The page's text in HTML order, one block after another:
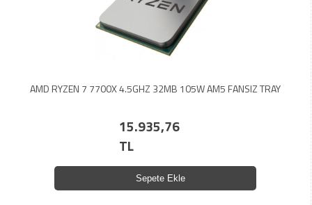
AMD RYZEN 7 7700X 4.5GHZ 32MB 105W AM5 FANSIZ TRAY
15.935,76
TL
Sepete Ekle